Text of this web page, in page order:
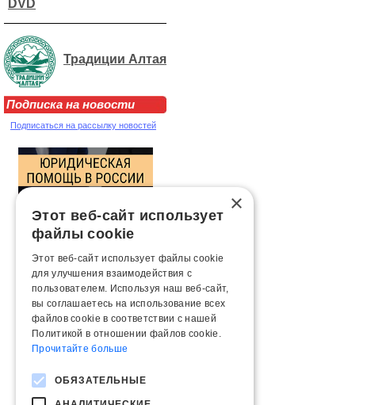
DVD
Традиции Алтая
Подписка на новости
Подписаться на рассылку новостей
×
Этот веб-сайт использует
файлы cookie
Этот веб-сайт использует файлы cookie
для улучшения взаимодействия с
пользователем. Используя наш веб-сайт,
вы соглашаетесь на использование всех
файлов cookie в соответствии с нашей
Политикой в ​​отношении файлов cookie.
Прочитайте больше
ОБЯЗАТЕЛЬНЫЕ